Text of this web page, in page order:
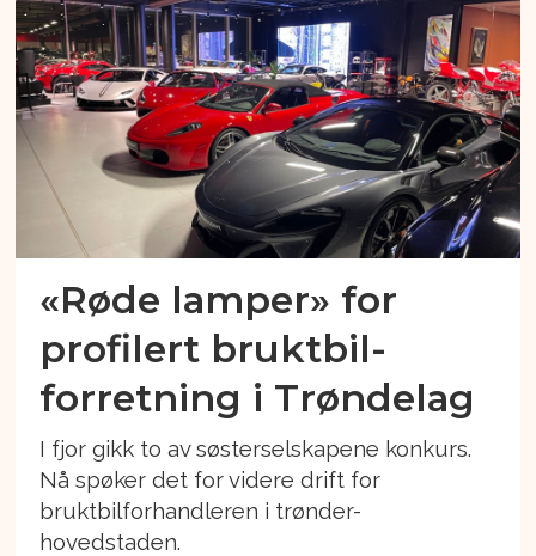
«Røde lamper» for
profilert bruktbil-
forretning i Trøndelag
I fjor gikk to av søsterselskapene konkurs.
Nå spøker det for videre drift for
bruktbilforhandleren i trønder-
hovedstaden.